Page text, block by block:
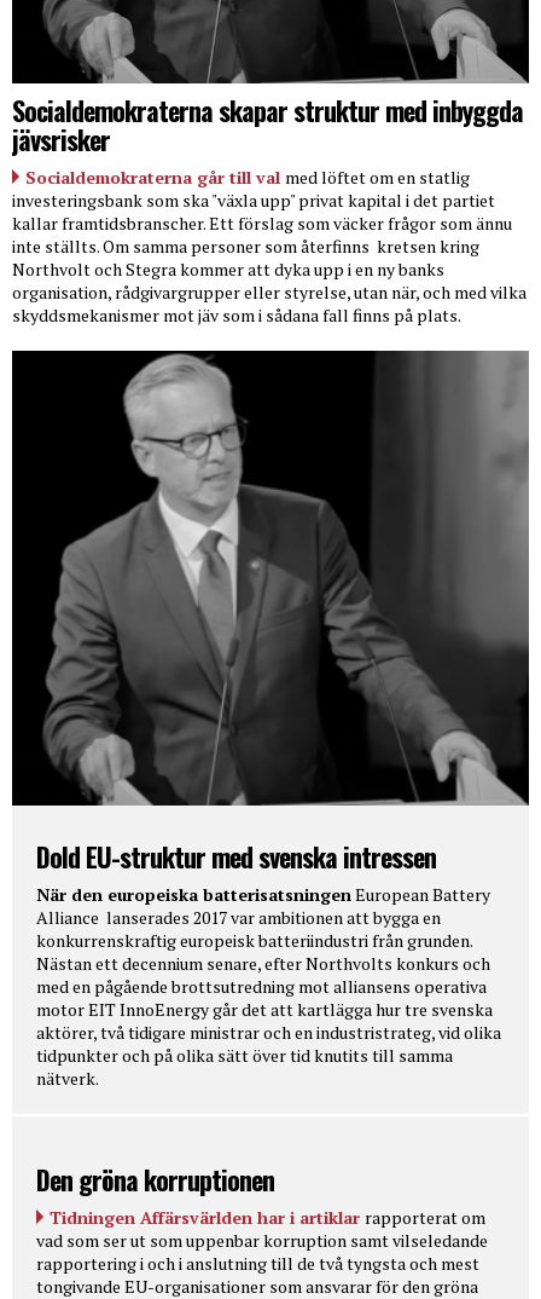
Socialdemokraterna skapar struktur med inbyggda
jävsrisker
Socialdemokraterna går till val med löftet om en statlig
investeringsbank som ska "växla upp" privat kapital i det partiet
kallar framtidsbranscher. Ett förslag som väcker frågor som ännu
inte ställts. Om samma personer som återfinns kretsen kring
Northvolt och Stegra kommer att dyka upp i en ny banks
organisation, rådgivargrupper eller styrelse, utan när, och med vilka
skyddsmekanismer mot jäv som i sådana fall finns på plats.
Dold EU-struktur med svenska intressen
När den europeiska batterisatsningen European Battery
Alliance lanserades 2017 var ambitionen att bygga en
konkurrenskraftig europeisk batteriindustri från grunden.
Nästan ett decennium senare, efter Northvolts konkurs och
med en pågående brottsutredning mot alliansens operativa
motor EIT InnoEnergy går det att kartlägga hur tre svenska
aktörer, två tidigare ministrar och en industristrateg, vid olika
tidpunkter och på olika sätt över tid knutits till samma
nätverk.
Den gröna korruptionen
Tidningen Affärsvärlden har i artiklar rapporterat om
vad som ser ut som uppenbar korruption samt vilseledande
rapportering i och i anslutning till de två tyngsta och mest
tongivande EU-organisationer som ansvarar för den gröna